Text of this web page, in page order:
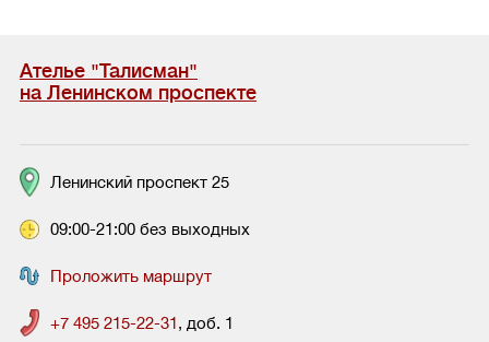
Ателье "Талисман"
на Ленинском проспекте
Ленинский проспект 25
09:00-21:00 без выходных
Проложить маршрут
+7 495 215-22-31, доб. 1